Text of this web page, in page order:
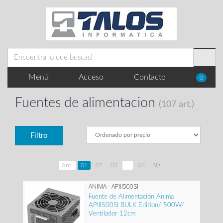
Menú Acceso Contacto 0
Fuentes de alimentacion (107 art.)
Filtro
Ant. 01 02 03 06 Sig.
ANIMA - APIII500SI
Fuente de Alimentación Anima
APIII500SI BULK Edition/ 500W/
Ventilador 12cm